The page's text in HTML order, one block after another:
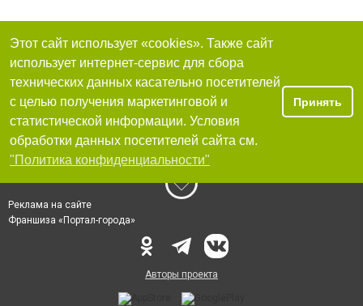
Этот сайт использует «cookies». Также сайт
использует интернет-сервис для сбора
технических данных касательно посетителей
с целью получения маркетинговой и
статистической информации. Условия
обработки данных посетителей сайта см.
"Политика конфиденциальности"
Принять
Реклама на сайте
Франшиза «Портал-города»
Авторы проекта